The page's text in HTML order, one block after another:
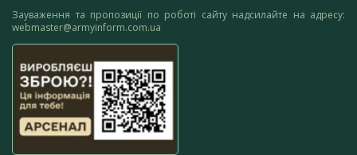
Зауваження та пропозиції по роботі сайту надсилайте на адресу:
webmaster@armyinform.com.ua